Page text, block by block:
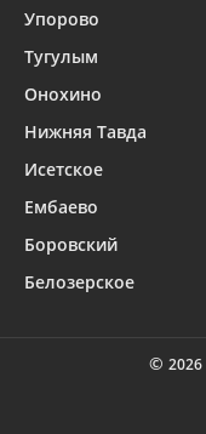
Упорово
Тугулым
Онохино
Нижняя Тавда
Исетское
Ембаево
Боровский
Белозерское
© 2026